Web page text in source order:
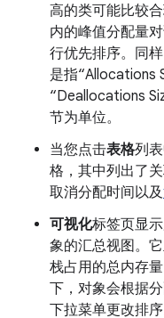
高的类可能比较
内的峰值分配量
行优先排序。同样
是指“Allocations
“Deallocations
节为单位。
当您点击表格列
格，其中列出了
取消分配时间以及
可视化标签页显
象的汇总视图。
栈占用的总内存
下，对象会根据
下拉菜单更改排序